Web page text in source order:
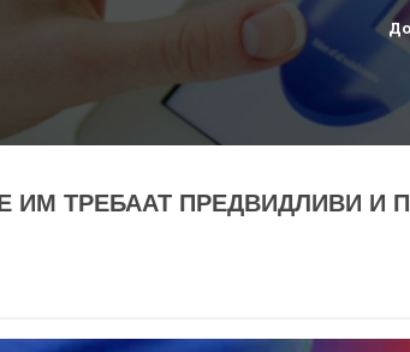
ИМ ТРЕБААТ ПРЕДВИДЛИВИ И